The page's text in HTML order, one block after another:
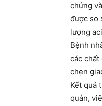
chứng
được so
lượng
Bệnh
các
chẹn
Kết quả
quản,